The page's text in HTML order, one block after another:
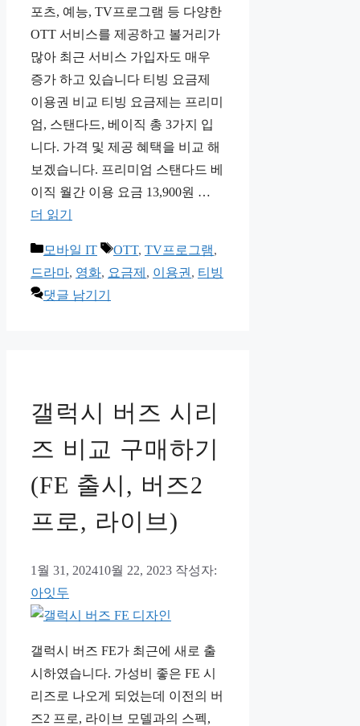
포츠, 예능, TV프로그램 등 다양한
OTT 서비스를 제공하고 볼거리가
많아 최근 서비스 가입자도 매우
증가 하고 있습니다 티빙 요금제
이용권 비교 티빙 요금제는 프리미
엄, 스탠다드, 베이직 총 3가지 입
니다. 가격 및 제공 혜택을 비교 해
보겠습니다. 프리미엄 스탠다드 베
이직 월간 이용 요금 13,900원 …
더 읽기
카
테
고
모바일 IT
태
그
OTT, TV프로그램,
드라마, 영화, 요금제 , 이용권 , 티빙
댓글 남기기
갤럭시 버즈 시리
즈 비교 구매하기
(FE 출시, 버즈2
프로, 라이브)
1월 31, 202410월 22, 2023 작성자:
아잇두
갤럭시 버즈 FE가 최근에 새로 출
시하였습니다. 가성비 좋은 FE 시
리즈로 나오게 되었는데 이전의 버
즈2 프로, 라이브 모델과의 스펙,